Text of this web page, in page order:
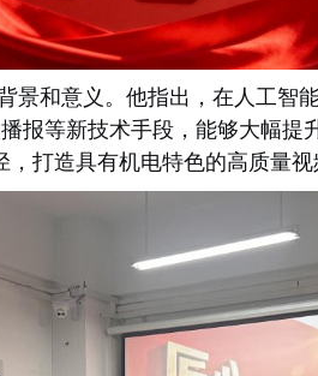
景和意义。他指出，在人工智
报等新技术手段，能够大幅
打造具有机电特色的高质量视